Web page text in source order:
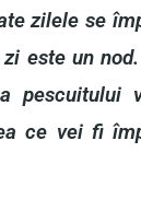
zilele se
este un
pescuitului
ce vei fi